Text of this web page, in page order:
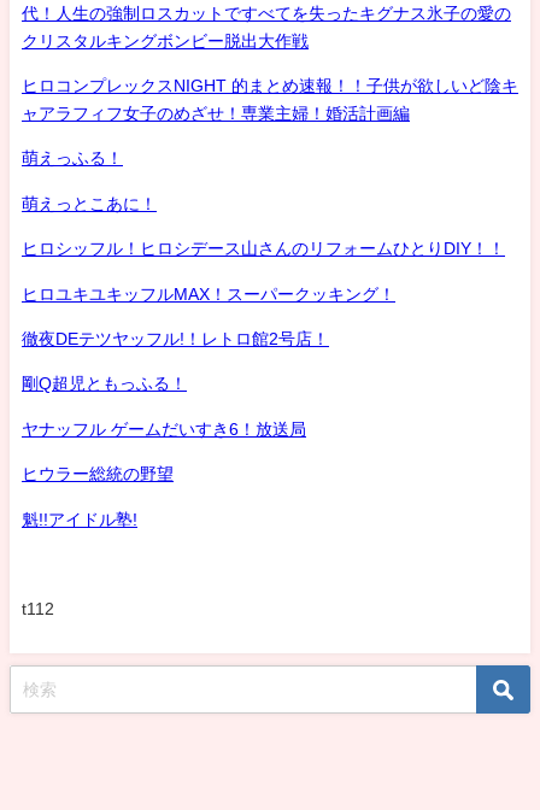
代！人生の強制ロスカットですべてを失ったキグナス氷子の愛の
クリスタルキングボンビー脱出大作戦
ヒロコンプレックスNIGHT 的まとめ速報！！子供が欲しいど陰キ
ャアラフィフ女子のめざせ！専業主婦！婚活計画編
萌えっふる！
萌えっとこあに！
ヒロシッフル！ヒロシデース山さんのリフォームひとりDIY！！
ヒロユキユキッフルMAX！スーパークッキング！
徹夜DEテツヤッフル!！レトロ館2号店！
剛Q超児ともっふる！
ヤナッフル ゲームだいすき6！放送局
ヒウラー総統の野望
魁!!アイドル塾!
t112